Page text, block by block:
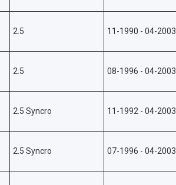
2.5 11-1990 - 04-2003
2.5 08-1996 - 04-2003
2.5 Syncro 11-1992 - 04-2003
2.5 Syncro 07-1996 - 04-2003